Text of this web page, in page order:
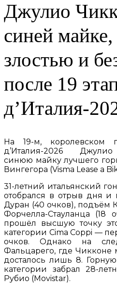
Джулио
синей
злостью и
после 19
д’Италия-
На 19-м, королевском
д’Италия-2026 Джулио
синюю майку лучшего
Вингегора (Visma Lease a
31-летний итальянский
отобрался в отрыв дня
Дуран (40 очков), подъём
Форчелла-Стауланца (18
прошёл высшую точку
категории Cima Coppi —
очков. Однако на
Фальцарего, где Чикконе
досталось лишь 8.
категории забрал 28-
Рубио (Movistar).